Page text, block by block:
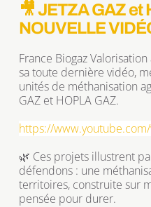
🎥 JETZA GAZ et
NOUVELLE
France Biogaz
sa toute dernière vidéo,
unités de méthanisation
GAZ et HOPLA GAZ.
https://
🌿 Ces projets illustrent
défendons : une
territoires, construite sur
pensée pour durer.